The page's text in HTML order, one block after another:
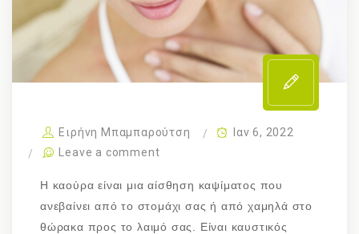
Ειρήνη Μπαμπαρούτση
Ιαν 6, 2022
Leave a comment
Η καούρα είναι μια αίσθηση καψίματος που
ανεβαίνει από το στομάχι σας ή από χαμηλά στο
θώρακα προς το λαιμό σας. Είναι καυστικός